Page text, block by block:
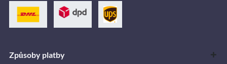
Způsoby platby